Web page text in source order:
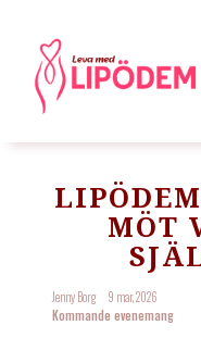
MÖT
Jenny Borg
9 mar, 2026
Kommande evenemang